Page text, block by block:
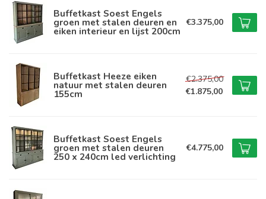
Buffetkast Soest Engels
groen met stalen deuren en
eiken interieur en lijst 200cm
€3.375,00
Buffetkast Heeze eiken
natuur met stalen deuren
155cm
€2.375,00
€1.875,00
Buffetkast Soest Engels
groen met stalen deuren
250 x 240cm led verlichting
€4.775,00